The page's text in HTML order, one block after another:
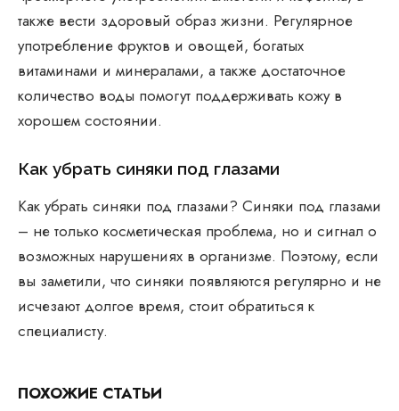
также вести здоровый образ жизни. Регулярное
употребление фруктов и овощей, богатых
витаминами и минералами, а также достаточное
количество воды помогут поддерживать кожу в
хорошем состоянии.
Как убрать синяки под глазами
Как убрать синяки под глазами? Синяки под глазами
– не только косметическая проблема, но и сигнал о
возможных нарушениях в организме. Поэтому, если
вы заметили, что синяки появляются регулярно и не
исчезают долгое время, стоит обратиться к
специалисту.
ПОХОЖИЕ СТАТЬИ